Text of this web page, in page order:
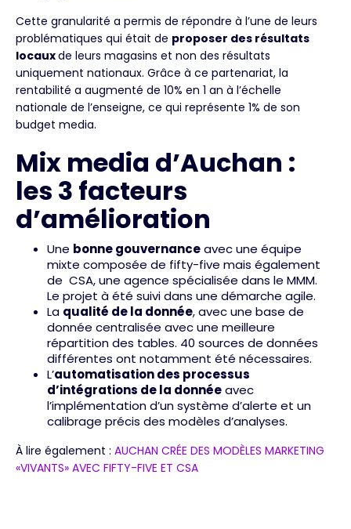
Cette granularité a permis de répondre à l’une de leurs
problématiques qui était de proposer des résultats
locauxde leurs magasins et non des résultats
uniquement nationaux. Grâce à ce partenariat, la
rentabilité a augmenté de 10% en 1 an à l’échelle
nationale de l’enseigne, ce qui représente 1% de son
budget media.
Mix media d’Auchan :
les 3 facteurs
d’amélioration
Une bonne gouvernanceavec une équipe
mixte composée de fifty-five mais également
de CSA, une agence spécialisée dans le MMM.
Le projet à été suivi dans une démarche agile.
La qualité de la donnée, avec une base de
donnée centralisée avec une meilleure
répartition des tables. 40 sources de données
différentes ont notamment été nécessaires.
L’automatisation des processus
d’intégrations de la donnéeavec
l’implémentation d’un système d’alerte et un
calibrage précis des modèles d’analyses.
À lire également : AUCHAN CRÉE DES MODÈLES MARKETING
«VIVANTS» AVEC FIFTY-FIVE ET CSA